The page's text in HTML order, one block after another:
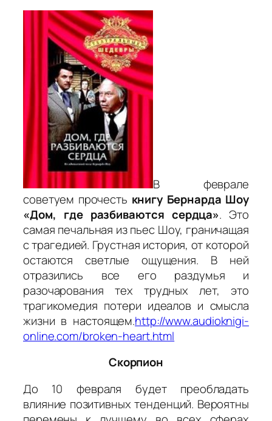
В феврале
советуем прочесть книгу Бернарда Шоу
«Дом, где разбиваются сердца». Это
самая печальная из пьес Шоу, граничащая
с трагедией. Грустная история, от которой
остаются светлые ощущения. В ней
отразились все его раздумья и
разочарования тех трудных лет, это
трагикомедия потери идеалов и смысла
жизни в настоящем.http://www.audioknigi-
online.com/broken-heart.html
Скорпион
До 10 февраля будет преобладать
влияние позитивных тенденций. Вероятны